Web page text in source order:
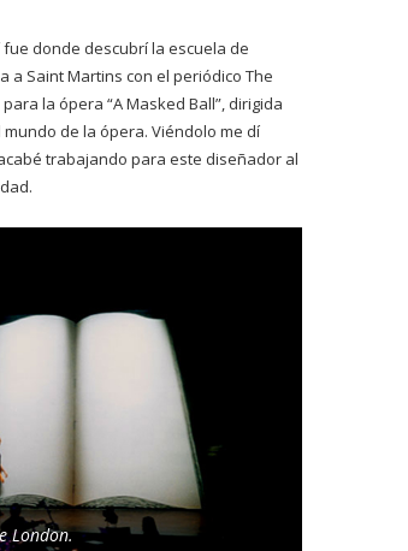
donde descubrí la escuela de
a Saint Martins con el periódico The
la ópera “A Masked Ball”, dirigida
de la ópera. Viéndolo me dí
trabajando para este diseñador al
London.